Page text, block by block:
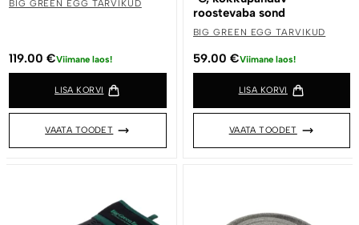
BIG GREEN EGG TARVIKUD
119.00 €Viimane laos!
LISA KORVI
VAATA TOODET
roostevaba sond
BIG GREEN EGG TARVIKUD
59.00 €Viimane laos!
LISA KORVI
VAATA TOODET